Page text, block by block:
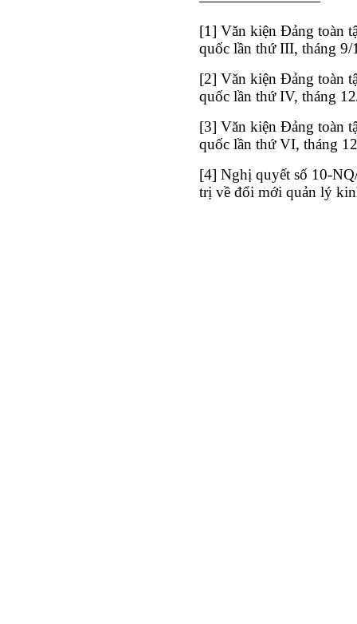
[1] Văn kiện Đảng toàn
quốc lần thứ III, tháng 9/
[2] Văn kiện Đảng toàn
quốc lần thứ IV, tháng
[3] Văn kiện Đảng toàn
quốc lần thứ VI, tháng
[4] Nghị quyết số 10-
trị về đổi mới quản lý